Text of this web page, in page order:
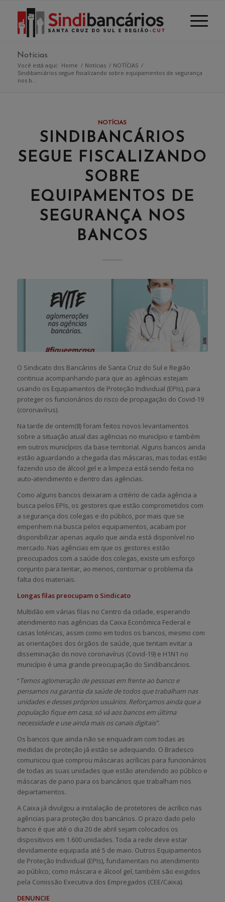
Notícias
Você está aqui: Home / Notícias / NOTÍCIAS /
Sindibancários segue fiscalizando sobre equipamentos de segurança
nos b...
NOTÍCIAS
SINDIBANCÁRIOS
SEGUE FISCALIZANDO
SOBRE
EQUIPAMENTOS DE
SEGURANÇA NOS
BANCOS
O Sindicato dos Bancários de Santa Cruz do Sul e Região
continua acompanhando para que as agências estejam
usando os Equipamentos de Proteção Individual (EPIs), para
proteger os funcionários do risco de propagação do Covid-19
(coronavírus).
Na tarde de ontem(8) foram feitos novos levantamentos
sobre a situação atual das agências no município e também
em outros municípios da base territorial. Alguns bancos ainda
estão aguardando a chegada das máscaras, mas todas estão
fazendo uso de álcool gel e a limpeza está sendo feita no
auto-atendimento e dentro das agências.
Como alguns bancos deixaram a critério de cada agência a
busca pelos EPIs, os gestores que estão comprometidos com
a segurança dos colegas e do público, por mais que se
empenhem na busca pelos equipamentos, acabam por
disponibilizar apenas aquilo que ainda está disponível no
mercado. Nas agências em que os gestores estão
preocupados com a saúde dos colegas, existe um esforço
conjunto para tentar, ao menos, contornar o problema da
falta dos materiais.
Longas filas preocupam o Sindicato
Multidão em várias filas no Centro da cidade, esperando
atendimento nas agências da Caixa Econômica Federal e
casas lotéricas, assim como em todos os bancos, mesmo com
as orientações dos órgãos de saúde, que tentam evitar a
disseminação do novo coronavírus (Covid-19) e H1N1 no
município é uma grande preocupação do Sindibancários.
“Temos aglomeração de pessoas em frente ao banco e
pensamos na garantia da saúde de todos que trabalham nas
unidades e desses próprios usuários. Reforçamos ainda que a
população fique em casa, só vá aos bancos em última
necessidade e use ainda mais os canais digitais”.
Os bancos que ainda não se enquadram com todas as
medidas de proteção já estão se adequando. O Bradesco
comunicou que comprou máscaras acrílicas para funcionários
de todas as suas unidades que estão atendendo ao público e
máscaras de pano para os bancários que trabalham nos
departamentos.
A Caixa já divulgou a instalação de protetores de acrílico nas
agências para proteção dos bancários. O prazo dado pelo
banco é que até o dia 20 de abril sejam colocados os
dispositivos em 1.600 unidades. Toda a rede deve estar
devidamente equipada até 5 de maio. Outros Equipamentos
de Proteção Individual (EPIs), fundamentais no atendimento
ao público, como máscara e álcool gel, também são exigidos
pela Comissão Executiva dos Empregados (CEE/Caixa).
DENUNCIE